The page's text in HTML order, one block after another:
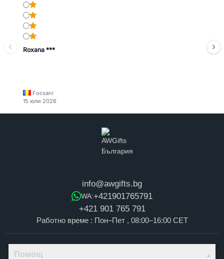
Roxana ***
Focsani
15 юли 2026
info@awgifts.bg
WA:+421901765791
+421 901 765 791
Работно време : Пон–Пет , 08:00–16:00 CET
Помощ